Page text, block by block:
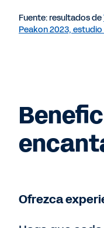
Fuente: resultados de
Peakon 2023,
Ofrezca